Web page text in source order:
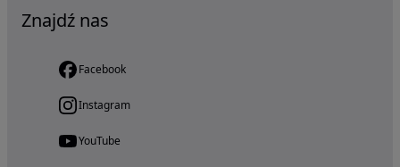
Znajdź nas
Facebook
Instagram
YouTube